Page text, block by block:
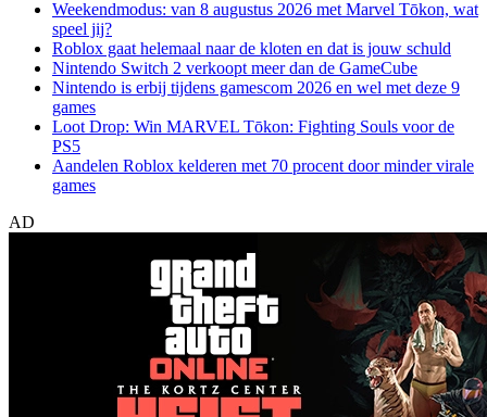
Weekendmodus: van 8 augustus 2026 met Marvel Tōkon, wat
speel jij?
Roblox gaat helemaal naar de kloten en dat is jouw schuld
Nintendo Switch 2 verkoopt meer dan de GameCube
Nintendo is erbij tijdens gamescom 2026 en wel met deze 9
games
Loot Drop: Win MARVEL Tōkon: Fighting Souls voor de
PS5
Aandelen Roblox kelderen met 70 procent door minder virale
games
AD